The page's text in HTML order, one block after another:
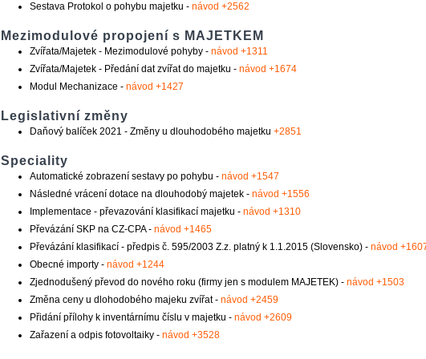
Sestava Protokol o pohybu majetku - návod +2562
Mezimodulové propojení s MAJETKEM
Zvířata/Majetek - Mezimodulové pohyby - návod +1311
Zvířata/Majetek - Předání dat zvířat do majetku - návod +1674
Modul Mechanizace - návod +1427
Legislativní změny
Daňový balíček 2021 - Změny u dlouhodobého majetku +2851
Speciality
Automatické zobrazení sestavy po pohybu - návod +1547
Následné vrácení dotace na dlouhodobý majetek - návod +1556
Implementace - převazování klasifikací majetku - návod +1310
Převázání SKP na CZ-CPA - návod +1465
Převázání klasifikací - předpis č. 595/2003 Z.z. platný k 1.1.2015 (Slovensko) - návod
Obecné importy - návod +1244
Zjednodušený převod do nového roku (firmy jen s modulem MAJETEK) - návod +1503
Změna ceny u dlohodobého majeku zvířat -návod +2459
Přidání přílohy k inventárnímu číslu v majetku - návod +2609
Zařazení a odpis fotovoltaiky - návod +3528